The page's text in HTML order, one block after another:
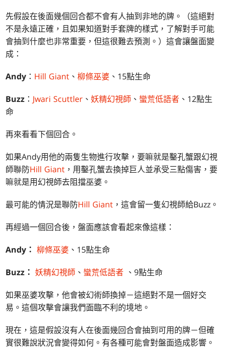
先假設在後面幾個回合都不會有人抽到非地的牌。（這絕對
不是永遠正確，且如果知道對手套牌的樣式，了解對手可能
會抽到什麼也非常重要，但這很難去預測。）這會讓盤面變
成：
Andy ： Hill Giant 、柳條巫婆 、15點生命
Buzz ： Jwari Scuttler 、妖精幻視師 、 蠻荒低語者 、12點生
命
再來看看下個回合。
如果Andy用他的兩隻生物進行攻擊，要嘛就是鑿孔蟹跟幻視
師聯防Hill Giant ，用鑿孔蟹去換掉巨人並承受三點傷害，要
嘛就是用幻視師去阻擋巫婆。
最可能的情況是聯防Hill Giant ，這會留一隻幻視師給Buzz。
再經過一個回合後，盤面應該會看起來像這樣：
Andy： 柳條巫婆 、15點生命
Buzz： 妖精幻視師 、 蠻荒低語者 、9點生命
如果巫婆攻擊，他會被幻術師換掉－這絕對不是一個好交
易。這個攻擊會讓我們面臨不利的境地。
現在，這是假設沒有人在後面幾回合會抽到可用的牌－但確
實很難說狀況會變得如何。有各種可能會對盤面造成影響。